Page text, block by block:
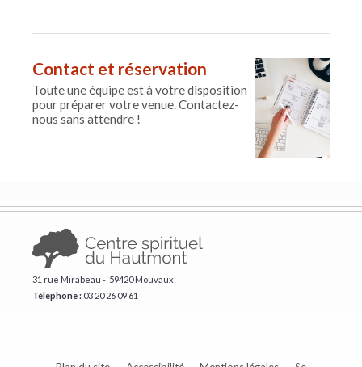
Contact et réservation
Toute une équipe est à votre disposition
pour préparer votre venue. Contactez-
nous sans attendre !
31 rue Mirabeau - 59420 Mouvaux
Téléphone : ​03 20 26 09 61